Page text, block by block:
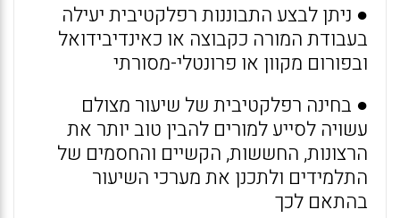
● ניתן לבצע התבוננות רפלקטיבית יעילה
בעבודת המורה כקבוצה או כאינדיבידואל
ובפורום מקוון או פרונטלי-מסורתי
● בחינה רפלקטיבית של שיעור מצולם
עשויה לסייע למורים להבין טוב יותר את
הרצונות, החששות, הקשיים והחסמים של
התלמידים ולתכנן את מערכי השיעור
בהתאם לכך